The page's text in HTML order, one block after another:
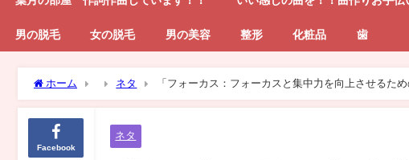
男の脱毛 女の脱毛 男の美容 整形 化粧品 歯
ホーム ネタ 「フォーカス：フォーカスと集中力を向上させるた
Facebook
ネタ